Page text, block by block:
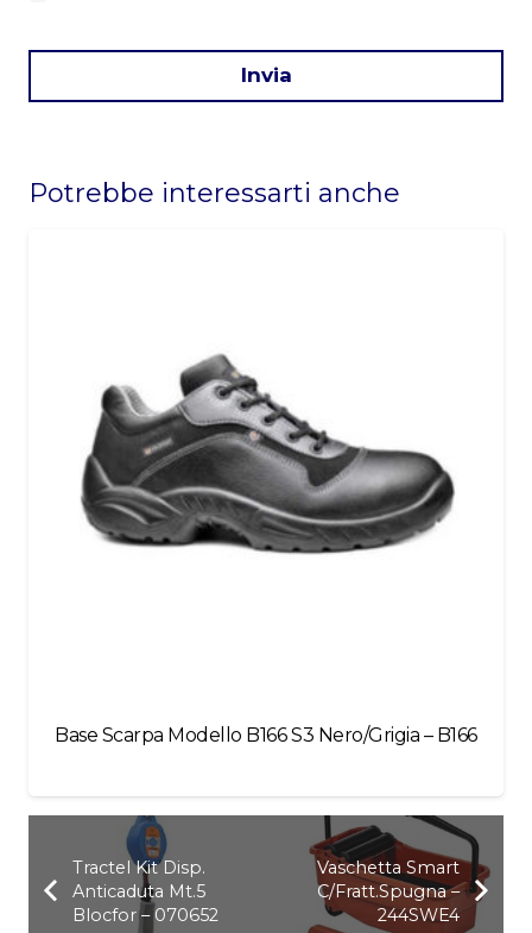
Invia
should
Potrebbe interessarti anche
Base Scarpa Modello B166 S3 Nero/Grigia – B166
Tractel Kit Disp.
Anticaduta Mt.5
Blocfor – 070652
Vaschetta Smart
C/Fratt.Spugna –
244SWE4